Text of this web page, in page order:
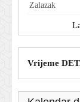
Zalazak
Vrijeme